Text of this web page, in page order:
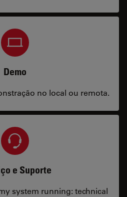
Demo
no local ou remota.
e Suporte
system running: technical